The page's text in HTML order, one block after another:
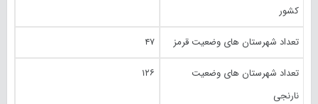
کشور
تعداد شهرستان های وضعیت قرمز ۴۷
تعداد شهرستان های وضعیت
نارنجی
۱۲۶